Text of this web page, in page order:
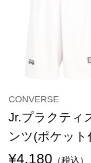
CONVERSE
Jr.プラクティ
ンツ(ポケット
¥4,180 （税込）